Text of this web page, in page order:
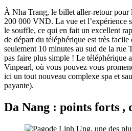
À Nha Trang, le billet aller-retour pour
200 000 VND. La vue et l’expérience
le souffle, ce qui en fait un excellent
de départ du téléphérique est très facile
seulement 10 minutes au sud de la rue
pas faire plus simple ! Le téléphérique
Vinpearl, où vous pouvez vous
ici un tout nouveau complexe spa et
payante).
Da Nang : points forts ,